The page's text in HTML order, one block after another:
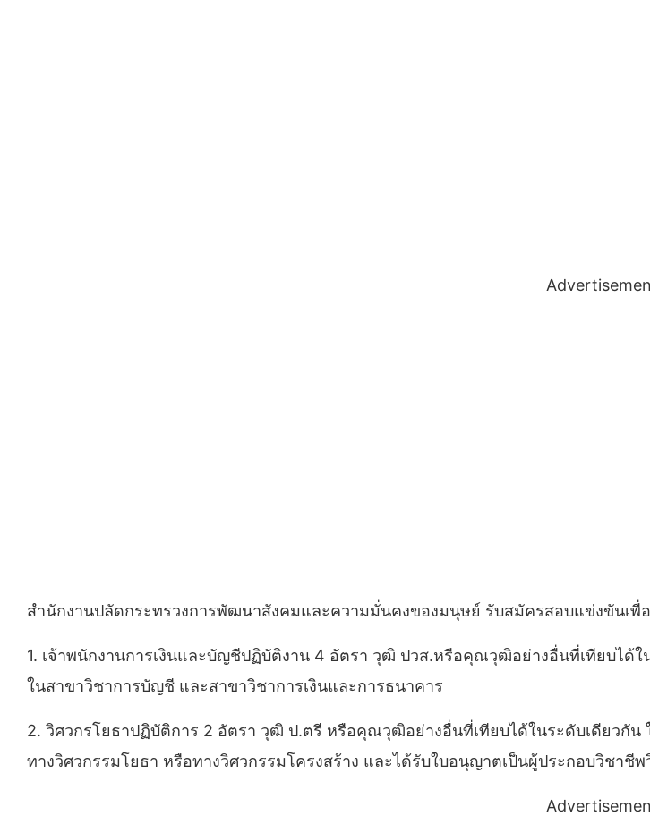
สำนักงานปลัดกระทรวงการพัฒนาสังคมและความมั่นคงของมนุษย์ รับสมัครสอบแข่งขันเ
1. เจ้าพนักงานการเงินและบัญชีปฏิบัติงาน 4 อัตรา วุฒิ ปวส.หรือคุณวุฒิอย่างอื่นที่เทียบได้ใ
ในสาขาวิชาการบัญชี และสาขาวิชาการเงินและการธนาคาร
2. วิศวกรโยธาปฏิบัติการ 2 อัตรา วุฒิ ป.ตรี หรือคุณวุฒิอย่างอื่นที่เทียบได้ในระดับเดียวกัน
ทางวิศวกรรมโยธา หรือทางวิศวกรรมโครงสร้าง และได้รับใบอนุญาตเป็นผู้ประกอบวิชา